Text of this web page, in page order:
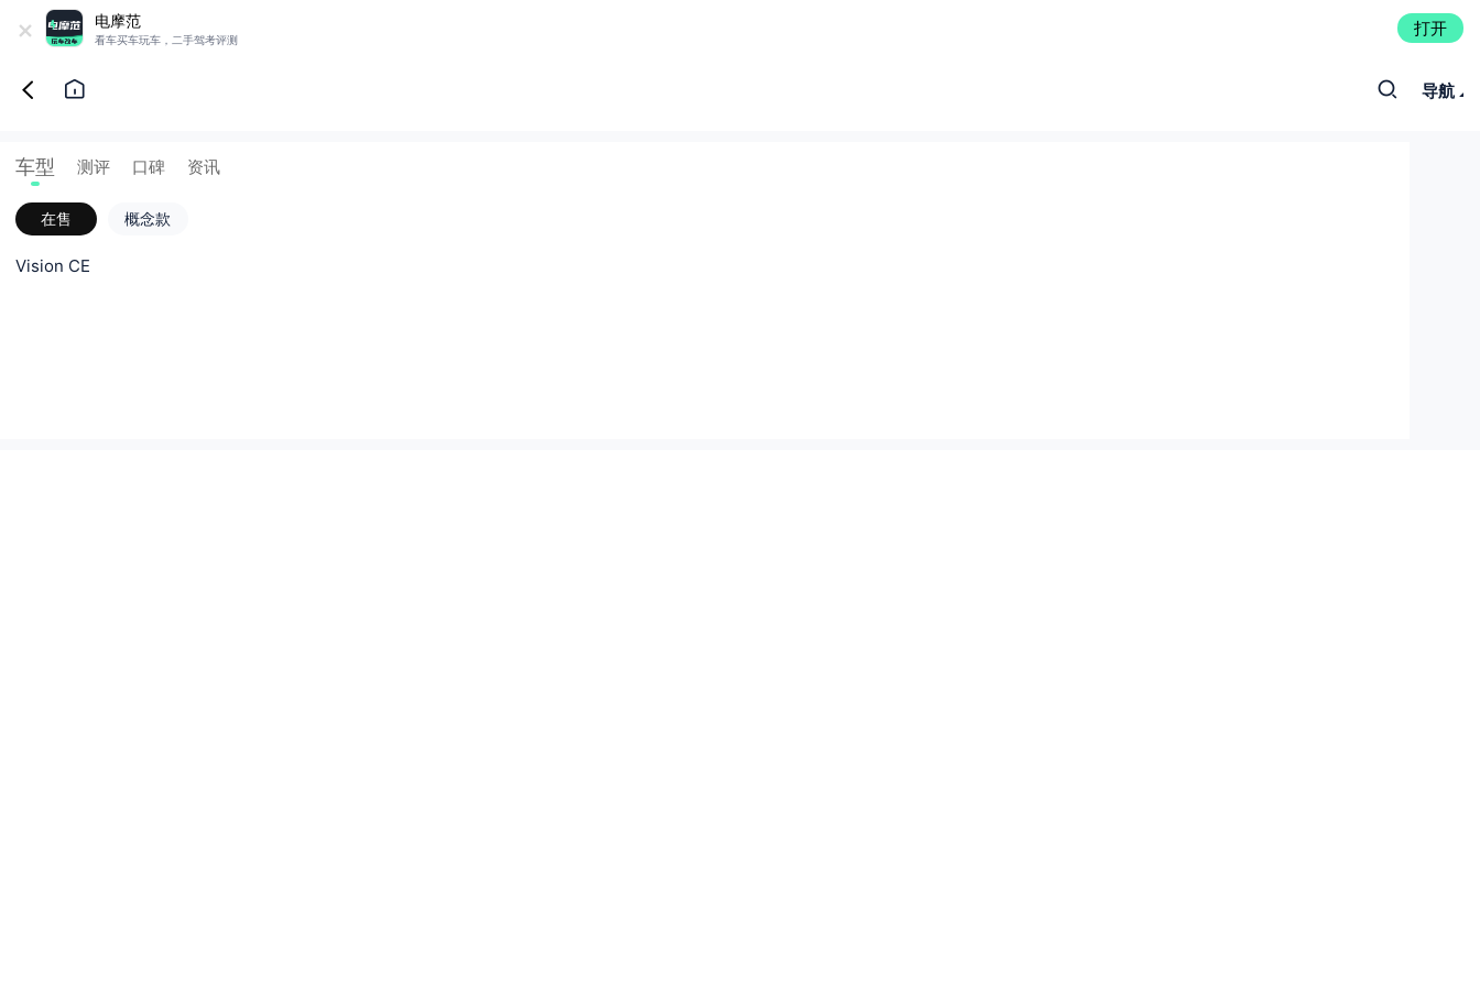
+ 电摩范
看车买车玩车，二手驾考评测
打开
导航
车型 测评 口碑 资讯
在售 概念款
Vision CE